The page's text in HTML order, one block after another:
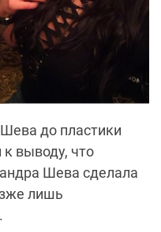
до пластики
выводу, что
Шева сделала
лишь